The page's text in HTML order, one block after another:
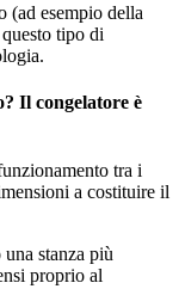
(ad esempio della
tipo di
Il congelatore è
tra i
a costituire il
stanza più
proprio al